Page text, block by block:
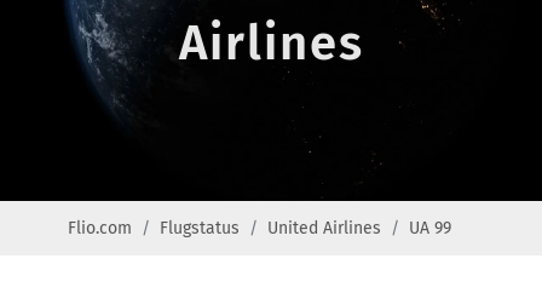
Airlines
Flio.com Flugstatus United Airlines UA 99